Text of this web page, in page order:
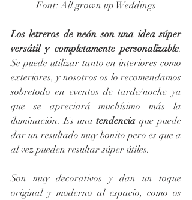
Font: All grown up Weddings
Los letreros de neón son una idea súper
versátil y completamente personalizable.
Se puede utilizar tanto en interiores como
exteriores, y nosotros os lo recomendamos
sobretodo en eventos de tarde/noche ya
que se apreciará muchísimo más la
iluminación. Es una tendencia que puede
dar un resultado muy bonito pero es que a
al vez pueden resultar súper útiles.
Son muy decorativos y dan un toque
original y moderno al espacio, como os